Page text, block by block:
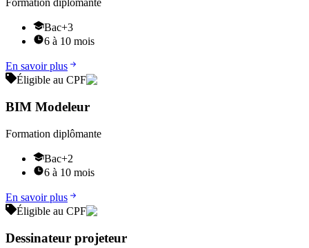
Formation diplômante
Bac+3
6 à 10 mois
En savoir plus
Éligible au CPF
BIM Modeleur
Formation diplômante
Bac+2
6 à 10 mois
En savoir plus
Éligible au CPF
Dessinateur projeteur